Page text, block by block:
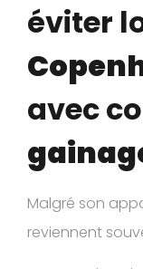
éviter
avec
Malgré son
reviennent